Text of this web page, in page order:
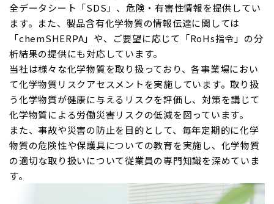
全データシート「SDS」、危険・有害性情報を提供してい
ます。また、製品含有化学物質の情報伝達に関しては
「chemSHERPA」や、ご要望に応じて「RoHs指令」の分
析結果の提供にも対応しています。
当社は様々な化学物質を取り扱っており、各事業場におい
て化学物質リスクアセスメントを実施しています。取り扱
う化学物質が健康に与えるリスクを評価し、対策を講じて
化学物質による労働災害リスクの低減を図っています。
また、事故や災害の防止を目的として、毎年定期的に化学
物質の危険性や保護具についての教育を実施し、化学物質
の適切な取り扱いについて従業員の専門知識を深めていま
す。